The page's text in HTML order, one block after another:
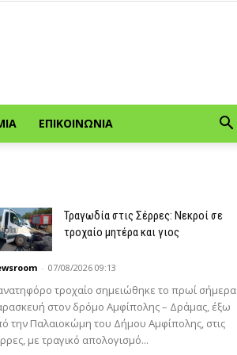
ΕΠΙΚΟΙΝΩΝΊΑ
Τραγωδία στις Σέρρες: Νεκροί σε
τροχαίο μητέρα και γιος
- 07/08/2026 09:13
τροχαίο σημειώθηκε το πρωί σήμερα
στον δρόμο Αμφίπολης – Δράμας, έξω
την Παλαιοκώμη του Δήμου Αμφίπολης, στις
με τραγικό απολογισμό...